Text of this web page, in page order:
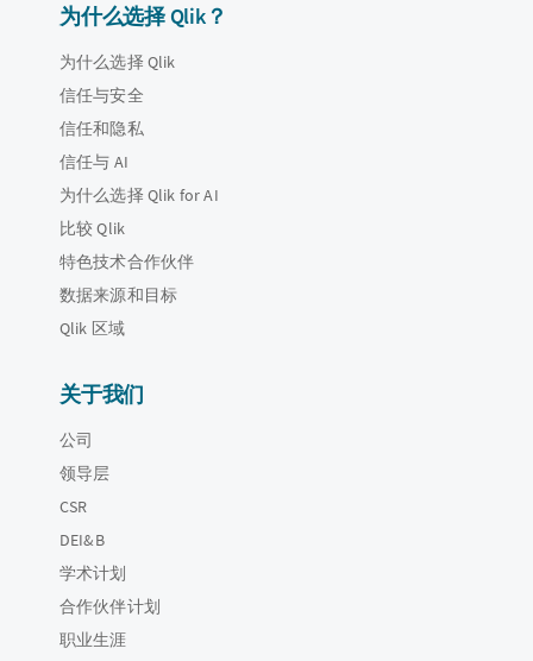
为什么选择 Qlik？
为什么选择 Qlik
信任与安全
信任和隐私
信任与 AI
为什么选择 Qlik for AI
比较 Qlik
特色技术合作伙伴
数据来源和目标
Qlik 区域
关于我们
公司
领导层
CSR
DEI&B
学术计划
合作伙伴计划
职业生涯